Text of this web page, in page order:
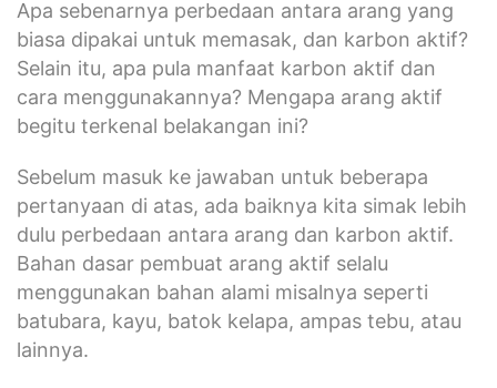
Apa sebenarnya perbedaan antara arang yang
biasa dipakai untuk memasak, dan karbon aktif?
Selain itu, apa pula manfaat karbon aktif dan
cara menggunakannya? Mengapa arang aktif
begitu terkenal belakangan ini?
Sebelum masuk ke jawaban untuk beberapa
pertanyaan di atas, ada baiknya kita simak lebih
dulu perbedaan antara arang dan karbon aktif.
Bahan dasar pembuat arang aktif selalu
menggunakan bahan alami misalnya seperti
batubara, kayu, batok kelapa, ampas tebu, atau
lainnya.